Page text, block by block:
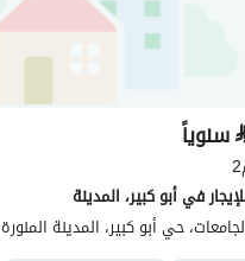
سنوياً
في أبو كبير، المدينة
حي أبو كبير، المدينة المنورة